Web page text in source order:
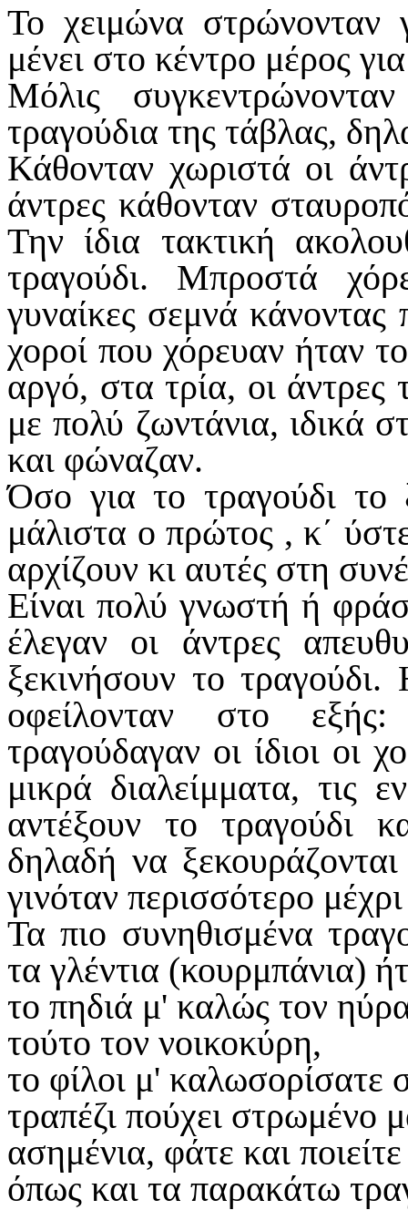
Το χειμώνα
μένει στο κέντρο μέρος
Μόλις
τραγούδια της τάβλας,
Κάθονταν χωριστά οι
άντρες κάθονταν
Την ίδια τακτική
τραγούδι. Μπροστά
γυναίκες σεμνά
χοροί που χόρευαν ήταν
αργό, στα τρία, οι άντρες
με πολύ ζωντάνια, ιδικά
και φώναζαν.
Όσο για το τραγούδι το
μάλιστα ο πρώτος , κ΄
αρχίζουν κι αυτές στη
Είναι πολύ γνωστή ή
έλεγαν οι άντρες
ξεκινήσουν το
οφείλονταν στο
τραγούδαγαν οι ίδιοι οι
μικρά διαλείμματα, τις
αντέξουν το τραγούδι
δηλαδή να
γινόταν περισσότερο
Τα πιο συνηθισμένα
τα γλέντια (κουρμπάνια)
το πηδιά μ' καλώς τον
τούτο τον νοικοκύρη,
το φίλοι μ' καλωσορίσατε
τραπέζι πούχει στρωμένο
ασημένια, φάτε και
όπως και τα παρακάτω